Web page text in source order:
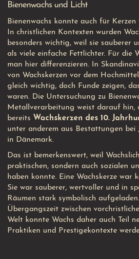
Bienenwachs und Licht
Bienenwachs konnte auch für Kerzen
In christlichen Kontexten wurden
besonders wichtig, weil sie sauberer
als viele einfache Fettlichter. Für die
man hier differenzieren. In
von Wachskerzen vor dem
gleich wichtig, doch Funde zeigen,
waren. Die Untersuchung zu
Metallverarbeitung weist darauf hin,
bereits Wachskerzen des 10.
unter anderem aus Bestattungen bei
in Dänemark.
Das ist bemerkenswert, weil
praktischen, sondern auch sozialen
haben konnte. Eine Wachskerze war
Sie war sauberer, wertvoller und in
Räumen stark symbolisch
Übergangszeit zwischen
Welt konnte Wachs daher auch Teil
Praktiken und Prestigekontexte